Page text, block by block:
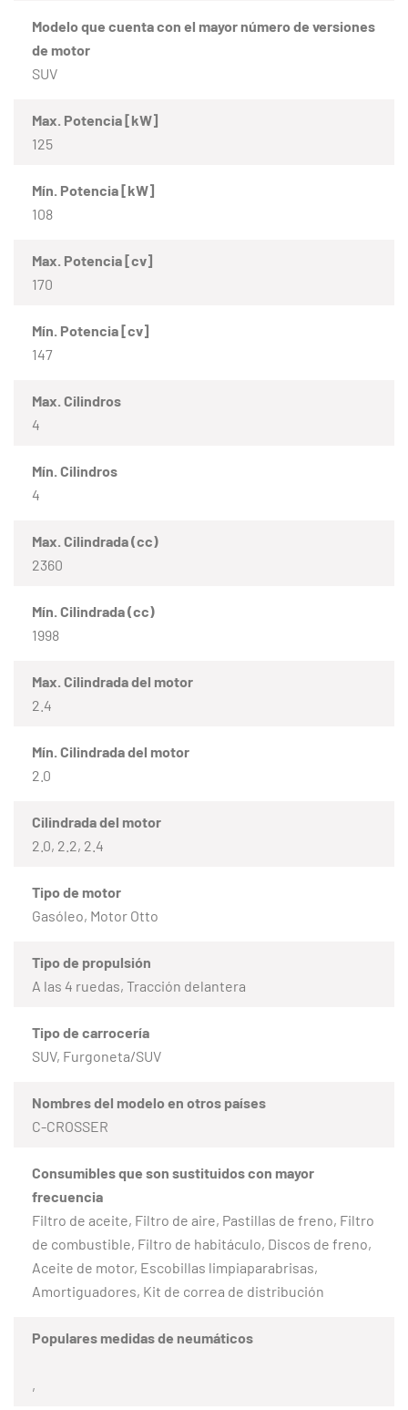
Modelo que cuenta con el mayor número de versiones
de motor
SUV
Max. Potencia [kW]
125
Mín. Potencia [kW]
108
Max. Potencia [cv]
170
Mín. Potencia [cv]
147
Max. Cilindros
4
Mín. Cilindros
4
Max. Cilindrada (cc)
2360
Mín. Cilindrada (cc)
1998
Max. Cilindrada del motor
2.4
Mín. Cilindrada del motor
2.0
Cilindrada del motor
2.0, 2.2, 2.4
Tipo de motor
Gasóleo, Motor Otto
Tipo de propulsión
A las 4 ruedas, Tracción delantera
Tipo de carrocería
SUV, Furgoneta/SUV
Nombres del modelo en otros países
C-CROSSER
Consumibles que son sustituidos con mayor
frecuencia
Filtro de aceite, Filtro de aire, Pastillas de freno, Filtro
de combustible, Filtro de habitáculo, Discos de freno,
Aceite de motor, Escobillas limpiaparabrisas,
Amortiguadores, Kit de correa de distribución
Populares medidas de neumáticos
,